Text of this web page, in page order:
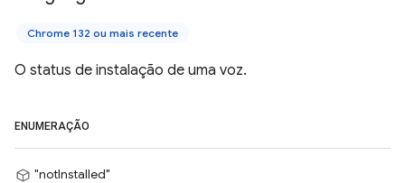
Chrome 132 ou mais recente
O status de instalação de uma voz.
ENUMERAÇÃO
"notInstalled"